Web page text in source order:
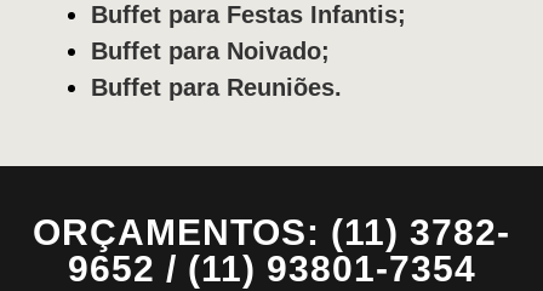
Buffet para Festas Infantis;
Buffet para Noivado;
Buffet para Reuniões.
ORÇAMENTOS: (11) 3782-
9652 / (11) 93801-7354